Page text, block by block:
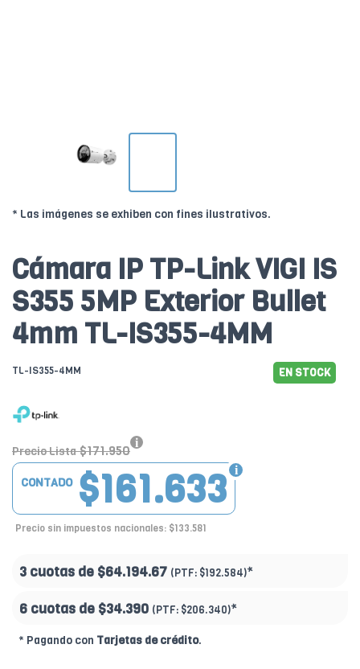
* Las imágenes se exhiben con fines ilustrativos.
Cámara IP TP-Link VIGI IS
S355 5MP Exterior Bullet
4mm TL-IS355-4MM
TL-IS355-4MM EN STOCK
Precio Lista $171.950
$161.633
CONTADO
Precio sin impuestos nacionales: $133.581
3 cuotas de $64.194.67 (PTF: $192.584)*
6 cuotas de $34.390 (PTF: $206.340)*
* Pagando con Tarjetas de crédito.